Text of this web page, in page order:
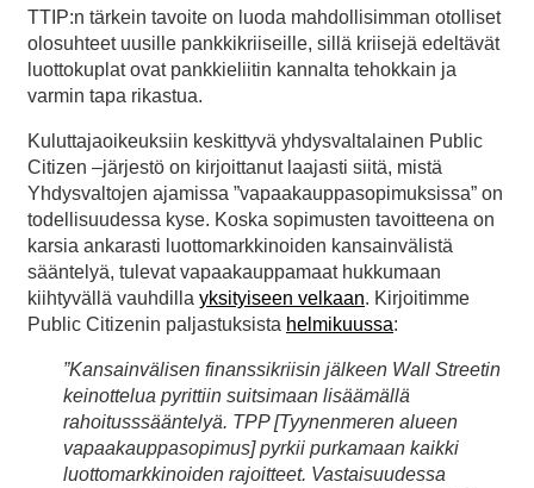
TTIP:n tärkein tavoite on luoda mahdollisimman otolliset
olosuhteet uusille pankkikriiseille, sillä kriisejä edeltävät
luottokuplat ovat pankkieliitin kannalta tehokkain ja
varmin tapa rikastua.
Kuluttajaoikeuksiin keskittyvä yhdysvaltalainen Public
Citizen –järjestö on kirjoittanut laajasti siitä, mistä
Yhdysvaltojen ajamissa ”vapaakauppasopimuksissa” on
todellisuudessa kyse. Koska sopimusten tavoitteena on
karsia ankarasti luottomarkkinoiden kansainvälistä
sääntelyä, tulevat vapaakauppamaat hukkumaan
kiihtyvällä vauhdilla yksityiseen velkaan. Kirjoitimme
Public Citizenin paljastuksista helmikuussa:
”Kansainvälisen finanssikriisin jälkeen Wall Streetin
keinottelua pyrittiin suitsimaan lisäämällä
rahoitusssääntelyä. TPP [Tyynenmeren alueen
vapaakauppasopimus] pyrkii purkamaan kaikki
luottomarkkinoiden rajoitteet. Vastaisuudessa